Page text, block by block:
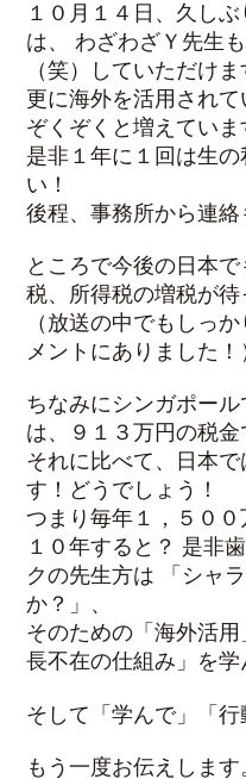
１０月１４日、久し
は、 わざわざＹ先生
（笑）していただけま
更に海外を活用され
ぞくぞくと増えていま
是非１年に１回は生
い！
後程、事務所から連絡
ところで今後の日本
税、所得税の増税が待
（放送の中でもしっ
メントにありました！
ちなみにシンガポー
は、９１３万円の税金
それに比べて、日本
す！どうでしょう！
つまり毎年１，５００
１０年すると？ 是非
クの先生方は 「シャ
か？」、
そのための「海外活
長不在の仕組み」を学
そして「学んで」「行
もう一度お伝えします